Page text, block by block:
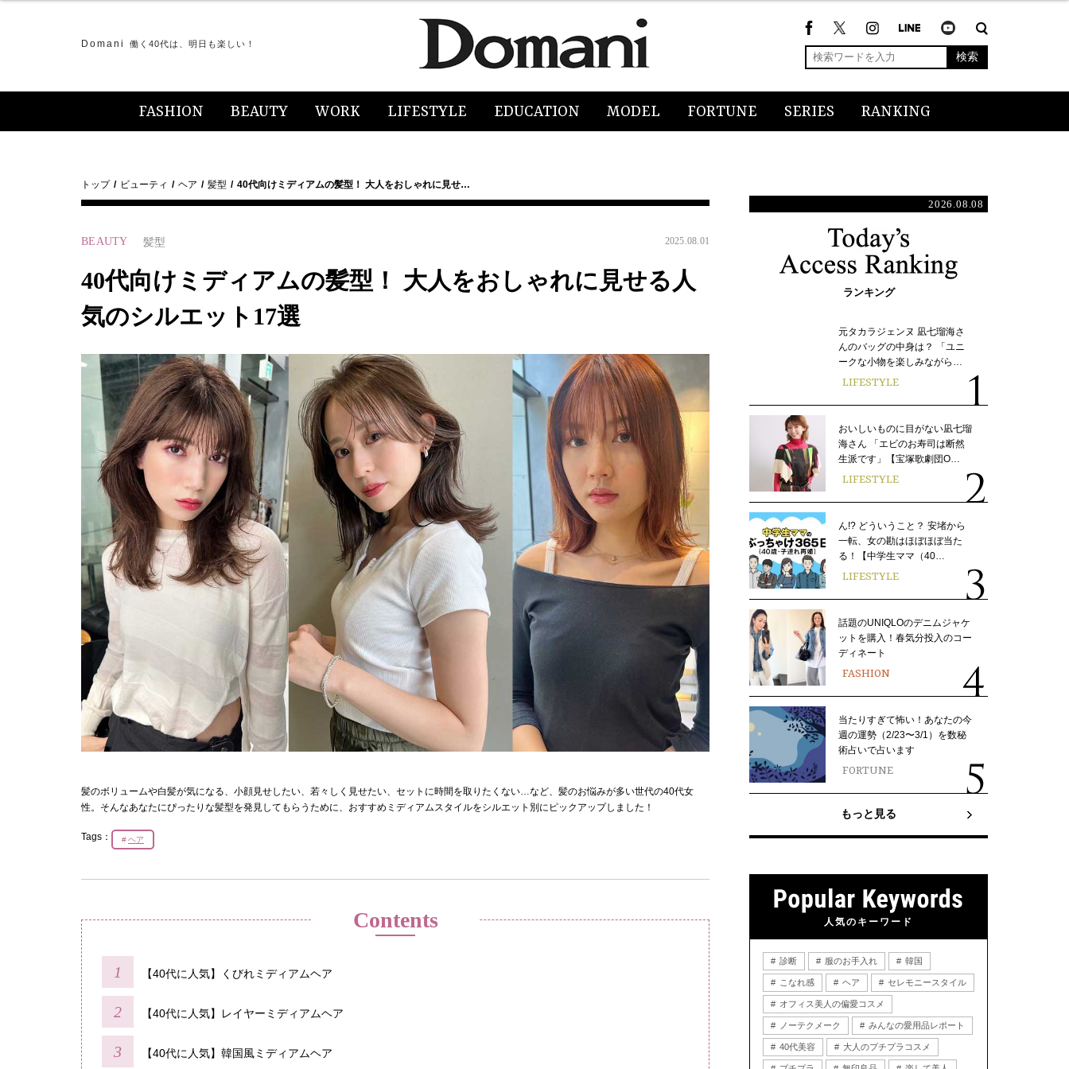
Domani 働く40代は、明日も楽しい！
検索
FASHION BEAUTY WORK LIFESTYLE EDUCATION MODEL FORTUNE SERIES RANKING
トップ ビューティ ヘア 髪型 40代向けミディアムの髪型！ 大人をおしゃれに見せ…
BEAUTY 髪型 2025.08.01
40代向けミディアムの髪型！ 大人をおしゃれに見せる人
気のシルエット17選
髪のボリュームや白髪が気になる、小顔見せしたい、若々しく見せたい、セットに時間を取りたくない…など、髪のお悩みが多い世代の40代女
性。そんなあなたにぴったりな髪型を発見してもらうために、おすすめミディアムスタイルをシルエット別にピックアップしました！
Tags： ヘア
Contents
【40代に人気】くびれミディアムヘア
【40代に人気】レイヤーミディアムヘア
【40代に人気】韓国風ミディアムヘア
2026.08.08
ランキング
元タカラジェンヌ 凪七瑠海さ
んのバッグの中身は？ 「ユニ
ークな小物を楽しみながら…
LIFESTYLE
おいしいものに目がない凪七瑠
海さん 「エビのお寿司は断然
生派です」【宝塚歌劇団O…
LIFESTYLE
ん!? どういうこと？ 安堵から
一転、女の勘はほぼほぼ当た
る！【中学生ママ（40…
LIFESTYLE
話題のUNIQLOのデニムジャケ
ットを購入！春気分投入のコー
ディネート
FASHION
当たりすぎて怖い！あなたの今
週の運勢（2/23〜3/1）を数秘
術占いで占います
FORTUNE
もっと見る
人気のキーワード
診断 服のお手入れ 韓国
こなれ感 ヘア セレモニースタイル
オフィス美人の偏愛コスメ
ノーテクメーク みんなの愛用品レポート
40代美容 大人のプチプラコスメ